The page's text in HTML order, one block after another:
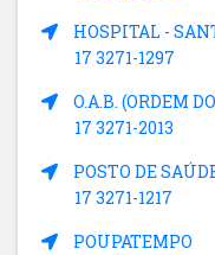
HOSPITAL -
17 3271-1297
O.A.B. (ORDEM
17 3271-2013
POSTO DE
17 3271-1217
POUPATEMPO